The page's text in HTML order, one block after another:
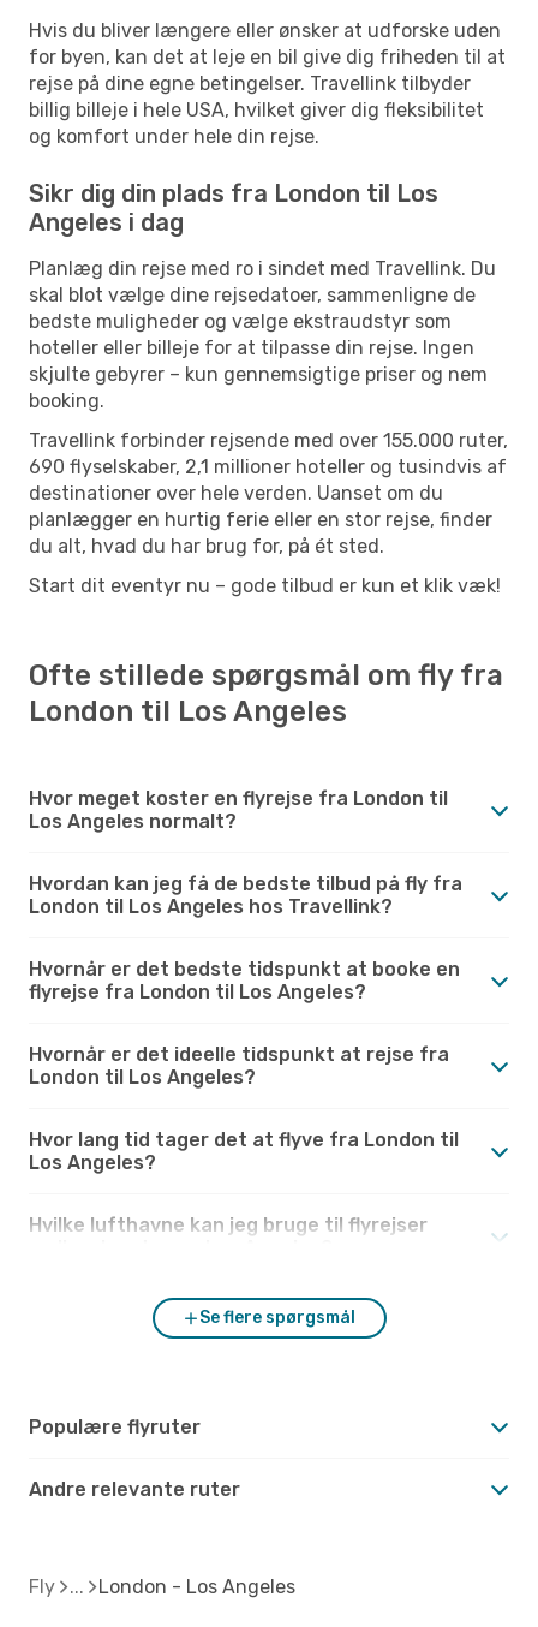
Hvis du bliver længere eller ønsker at udforske uden
for byen, kan det at leje en bil give dig friheden til at
rejse på dine egne betingelser. Travellink tilbyder
billig billeje i hele USA, hvilket giver dig fleksibilitet
og komfort under hele din rejse.
Sikr dig din plads fra London til Los
Angeles i dag
Planlæg din rejse med ro i sindet med Travellink. Du
skal blot vælge dine rejsedatoer, sammenligne de
bedste muligheder og vælge ekstraudstyr som
hoteller eller billeje for at tilpasse din rejse. Ingen
skjulte gebyrer – kun gennemsigtige priser og nem
booking.
Travellink forbinder rejsende med over 155.000 ruter,
690 flyselskaber, 2,1 millioner hoteller og tusindvis af
destinationer over hele verden. Uanset om du
planlægger en hurtig ferie eller en stor rejse, finder
du alt, hvad du har brug for, på ét sted.
Start dit eventyr nu – gode tilbud er kun et klik væk!
Ofte stillede spørgsmål om fly fra
London til Los Angeles
Hvor meget koster en flyrejse fra London til
Los Angeles normalt?
Hvordan kan jeg få de bedste tilbud på fly fra
London til Los Angeles hos Travellink?
Hvornår er det bedste tidspunkt at booke en
flyrejse fra London til Los Angeles?
Hvornår er det ideelle tidspunkt at rejse fra
London til Los Angeles?
Hvor lang tid tager det at flyve fra London til
Los Angeles?
Hvilke lufthavne kan jeg bruge til flyrejser
Se flere spørgsmål
Populære flyruter
Andre relevante ruter
Fly London - Los Angeles